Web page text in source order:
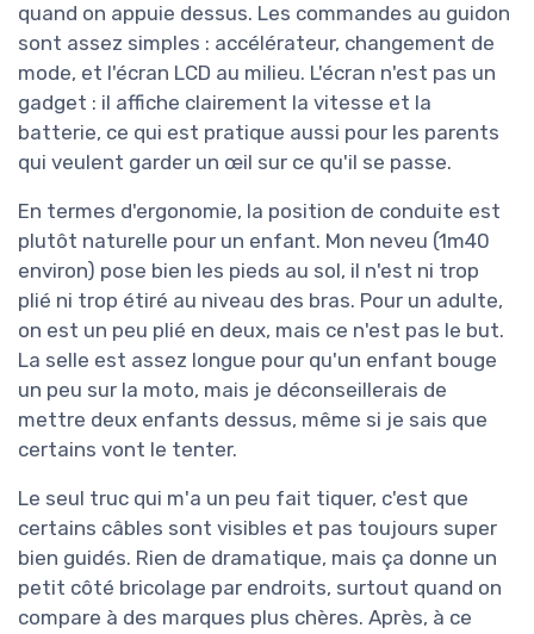
quand on appuie dessus. Les commandes au guidon
sont assez simples : accélérateur, changement de
mode, et l'écran LCD au milieu. L'écran n'est pas un
gadget : il affiche clairement la vitesse et la
batterie, ce qui est pratique aussi pour les parents
qui veulent garder un œil sur ce qu'il se passe.
En termes d'ergonomie, la position de conduite est
plutôt naturelle pour un enfant. Mon neveu (1m40
environ) pose bien les pieds au sol, il n'est ni trop
plié ni trop étiré au niveau des bras. Pour un adulte,
on est un peu plié en deux, mais ce n'est pas le but.
La selle est assez longue pour qu'un enfant bouge
un peu sur la moto, mais je déconseillerais de
mettre deux enfants dessus, même si je sais que
certains vont le tenter.
Le seul truc qui m'a un peu fait tiquer, c'est que
certains câbles sont visibles et pas toujours super
bien guidés. Rien de dramatique, mais ça donne un
petit côté bricolage par endroits, surtout quand on
compare à des marques plus chères. Après, à ce